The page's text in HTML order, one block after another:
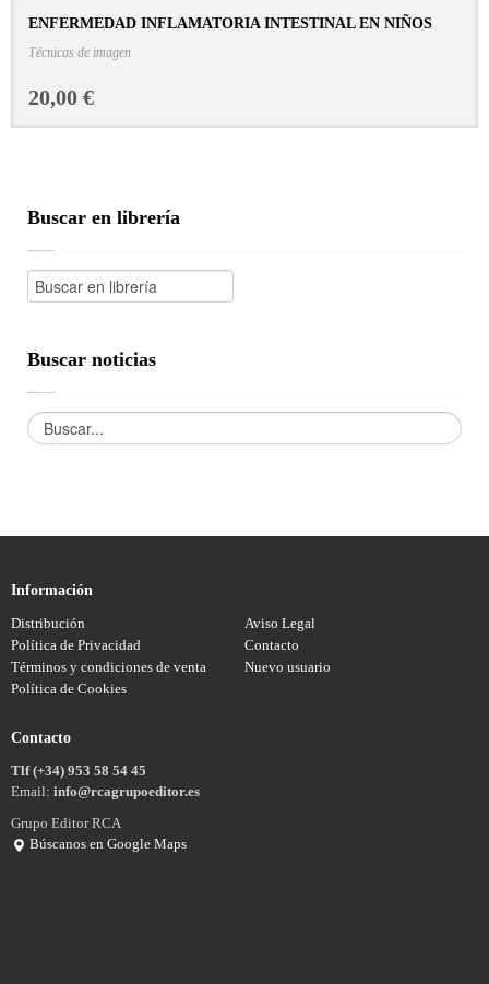
ENFERMEDAD INFLAMATORIA INTESTINAL EN NIÑOS
Técnicas de imagen
20,00 €
Buscar en librería
Buscar noticias
Información
Distribución
Aviso Legal
Política de Privacidad
Contacto
Términos y condiciones de venta
Nuevo usuario
Política de Cookies
Contacto
Tlf (+34) 953 58 54 45
Email: info@rcagrupoeditor.es
Grupo Editor RCA
Búscanos en Google Maps